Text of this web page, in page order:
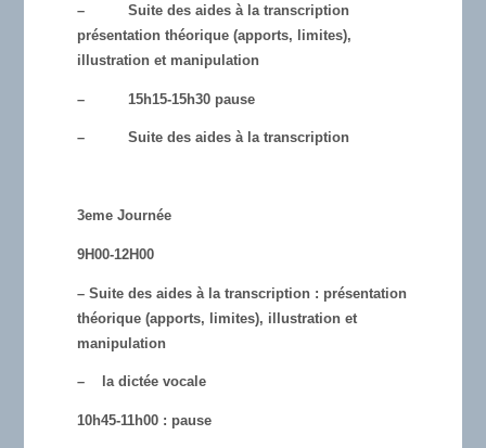
– Suite des aides à la transcription
présentation théorique (apports, limites),
illustration et manipulation
– 15h15-15h30 pause
– Suite des aides à la transcription
3eme Journée
9H00-12H00
– Suite des aides à la transcription : présentation
théorique (apports, limites), illustration et
manipulation
– la dictée vocale
10h45-11h00 : pause